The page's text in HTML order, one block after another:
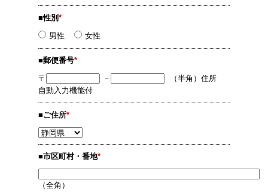
■性別 *
男性 女性
■郵便番号*
〒 －
（半角）住所
自動入力機能付
■ご住所*
■市区町村・番地*
（全角）